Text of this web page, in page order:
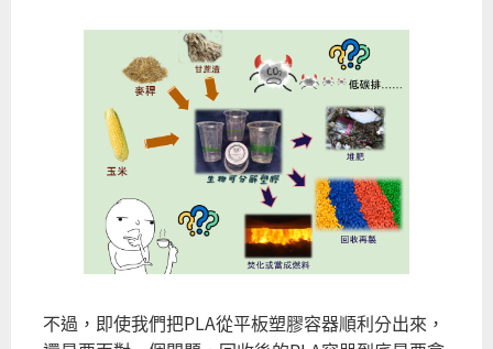
不過，即使我們把PLA從平板塑膠容器順利分出來，